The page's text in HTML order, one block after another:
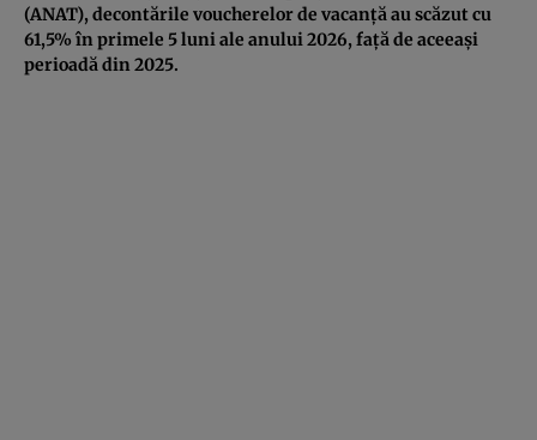
(ANAT), decontările voucherelor de vacanță au scăzut cu
61,5% în primele 5 luni ale anului 2026, față de aceeași
perioadă din 2025.